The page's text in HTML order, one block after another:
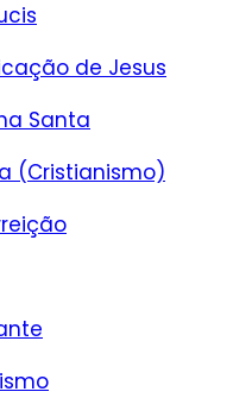
de Jesus
Santa
(Cristianismo)